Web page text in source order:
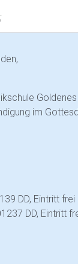
;
im
DD, Eintritt frei
DD, Eintritt